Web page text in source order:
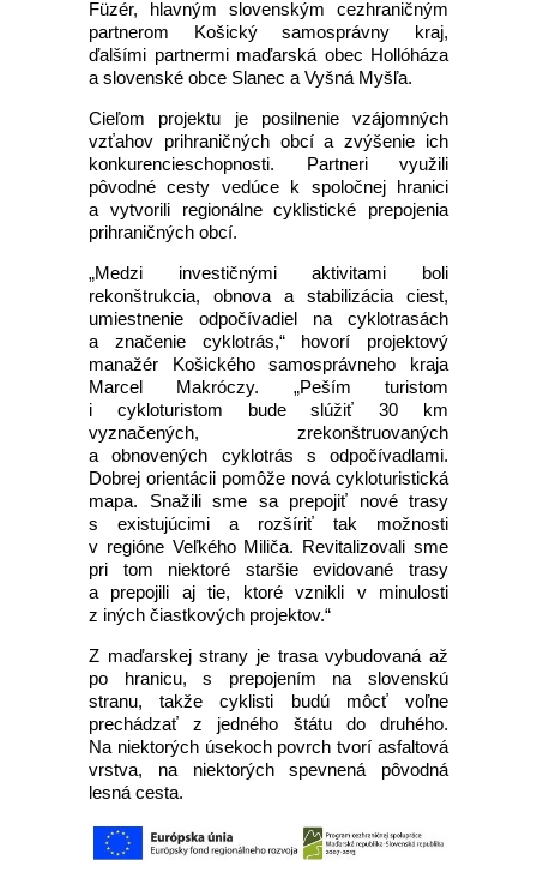
Füzér, hlavným slovenským cezhraničným
partnerom Košický samosprávny kraj,
ďalšími partnermi maďarská obec Hollóháza
a slovenské obce Slanec a Vyšná Myšľa.
Cieľom projektu je posilnenie vzájomných
vzťahov prihraničných obcí a zvýšenie ich
konkurencieschopnosti. Partneri využili
pôvodné cesty vedúce k spoločnej hranici
a vytvorili regionálne cyklistické prepojenia
prihraničných obcí.
„Medzi investičnými aktivitami boli
rekonštrukcia, obnova a stabilizácia ciest,
umiestnenie odpočívadiel na cyklotrasách
a značenie cyklotrás,“ hovorí projektový
manažér Košického samosprávneho kraja
Marcel Makróczy. „Peším turistom
i cykloturistom bude slúžiť 30 km
vyznačených, zrekonštruovaných
a obnovených cyklotrás s odpočívadlami.
Dobrej orientácii pomôže nová cykloturistická
mapa. Snažili sme sa prepojiť nové trasy
s existujúcimi a rozšíriť tak možnosti
v regióne Veľkého Miliča. Revitalizovali sme
pri tom niektoré staršie evidované trasy
a prepojili aj tie, ktoré vznikli v minulosti
z iných čiastkových projektov.“
Z maďarskej strany je trasa vybudovaná až
po hranicu, s prepojením na slovenskú
stranu, takže cyklisti budú môcť voľne
prechádzať z jedného štátu do druhého.
Na niektorých úsekoch povrch tvorí asfaltová
vrstva, na niektorých spevnená pôvodná
lesná cesta.